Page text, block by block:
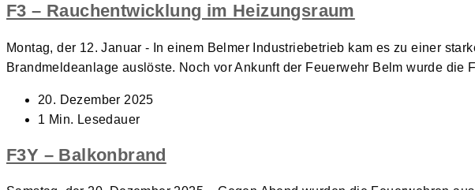
F3 – Rauchentwicklung im Heizungsraum
Montag, der 12. Januar - In einem Belmer Industriebetrieb kam es zu einer
Brandmeldeanlage auslöste. Noch vor Ankunft der Feuerwehr Belm wurde die
Beitrag
veröffentlicht:
20. Dezember 2025
Lesedauer:
1 Min. Lesedauer
F3Y – Balkonbrand